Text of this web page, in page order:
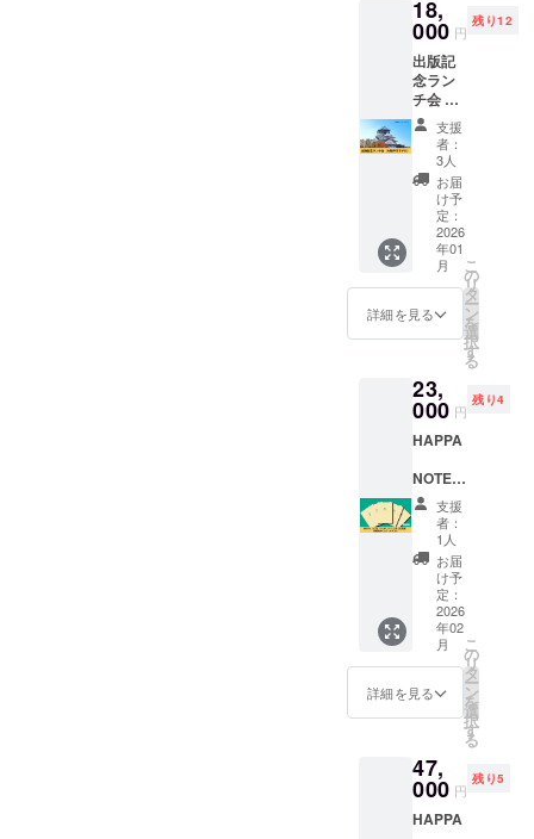
ハッパ
ノー
ト）を
お送り
いたし
ます
（2026
年2月発
送）
‐A5サイ
ズ ‐ハー
ドカ
バー ‐80
ページ
予定 ※
送料・
税込み
※ワーク
期限
2026年
※ワーク
プの日
程調整
CAMPF
IREに登
録され
ている
メール
で行い
ます
】 ‐対面
ワーク
ショッ
プ&ラン
チ
2026年
1月29日
（木）
10時半
から12
時半 ‐完
成した
HAPPA
NOTE（
ハッパ
ノー
しいた
しま
す。
‐A5サイ
ドカ
バー ‐80
ページ
予定
ワーク
ショッ
プ場
所：
「なな
いろカ
フェ」
（阪神
※送料・
※現地ま
での交
宿泊費
18,
000 円
残り12
出版記
念ラン
チ会 出
版記念
ランチ
会に参
加でき
る権利
です。
日時：
2026年
2月5日
場所：
大阪市
内ホテ
ルにて
時間程
度 ※詳
細な時
間と場
援者の
みご連
絡いた
します
※CAMP
FIREに
登録の
メール
宛てに
連絡い
たしま
すの
にお願
いいた
しま
す。 ※
支援
者：
3人
お届
け予
定：
2026
年01
月
詳細を見る
こ
の
リ
タ
ー
ン
を
選
択
す
る
23,
000 円
残り4
HAPPA
NOTE（
ハッパ
ノー
ト）5冊
（完成
版）助
産院さ
んなど
にオス
スメ
‐HAPP
A
NOTE（
ハッパ
ト）✕5
‐A5サイ
ズ ‐ハー
ドカ
支援
者：
1人
お届
け予
定：
2026
年02
月
詳細を見る
こ
の
リ
タ
ー
ン
を
選
択
す
る
47,
000 円
残り5
HAPPA